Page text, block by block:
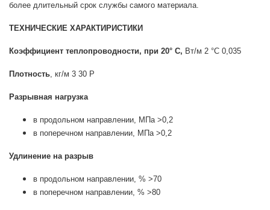
более длительный срок службы самого материала.
ТЕХНИЧЕСКИЕ ХАРАКТИРИСТИКИ
Коэффициент теплопроводности, при 20° С, Вт/м 2 °С 0,035
Плотность, кг/м 3 30 Р
Разрывная нагрузка
в продольном направлении, МПа >0,2
в поперечном направлении, МПа >0,2
Удлинение на разрыв
в продольном направлении, % >70
в поперечном направлении, % >80